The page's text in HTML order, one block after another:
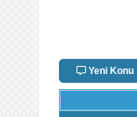
Yeni Konu